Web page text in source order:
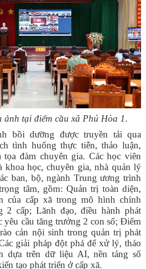
ảnh tại điểm cầu xã Phú Hòa 1.
bồi dưỡng được truyền tải qua
tình huống thực tiễn, thảo luận,
đàm chuyên gia. Các học viên
khoa học, chuyên gia, nhà quản lý
ban, bộ, ngành Trung ương trình
tâm, gồm: Quản trị toàn diện,
của cấp xã trong mô hình chính
2 cấp; Lãnh đạo, điều hành phát
yêu cầu tăng trưởng 2 con số; Điểm
cản nội sinh trong quản trị phát
giải pháp đột phá để xử lý, tháo
dựa trên dữ liệu AI, nền tảng số
tạo phát triển ở cấp xã.